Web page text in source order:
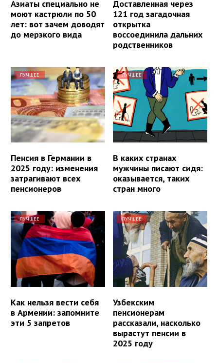
Азиаты специально не
моют кастрюли по 50
лет: вот зачем доводят
до мерзкого вида
Доставленная через
121 год загадочная
открытка
воссоединила дальних
родственников
ЛУЧШЕЕ
Пенсия в Германии в
2025 году: изменения
затрагивают всех
пенсионеров
ЛУЧШЕЕ
В каких странах
мужчины писают сидя:
оказывается, таких
стран много
ЛУЧШЕЕ
Как нельзя вести себя
в Армении: запомните
эти 5 запретов
ЛУЧШЕЕ
Узбекским
пенсионерам
рассказали, насколько
вырастут пенсии в
2025 году